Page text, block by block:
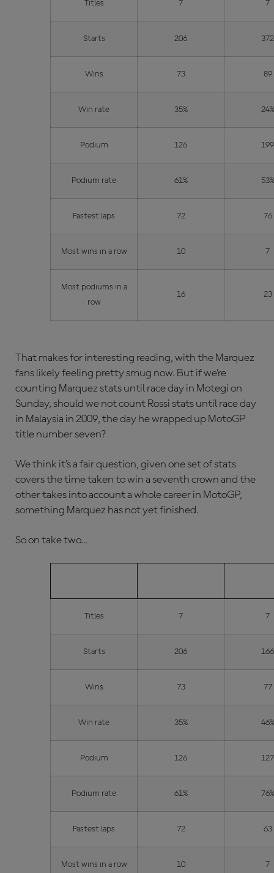
Titles 7 7
Starts 206 372
Wins 73 89
Win rate 35% 24%
Podium 126 199
Podium rate 61% 53%
Fastest laps 72 76
Most wins in a row 10 7
Most podiums in a
row
16 23
That makes for interesting reading, with the Marquez
fans likely feeling pretty smug now. But if we’re
counting Marquez stats until race day in Motegi on
Sunday, should we not count Rossi stats until race day
in Malaysia in 2009, the day he wrapped up MotoGP
title number seven?
We think it’s a fair question, given one set of stats
covers the time taken to win a seventh crown and the
other takes into account a whole career in MotoGP,
something Marquez has not yet finished.
So on take two…
Titles 7 7
Starts 206 166
Wins 73 77
Win rate 35% 46%
Podium 126 127
Podium rate 61% 76%
Fastest laps 72 63
Most wins in a row 10 7